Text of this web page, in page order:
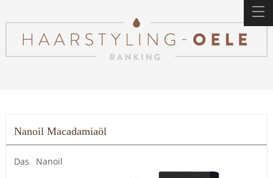
Nanoil Macadamiaöl
Das Nanoil